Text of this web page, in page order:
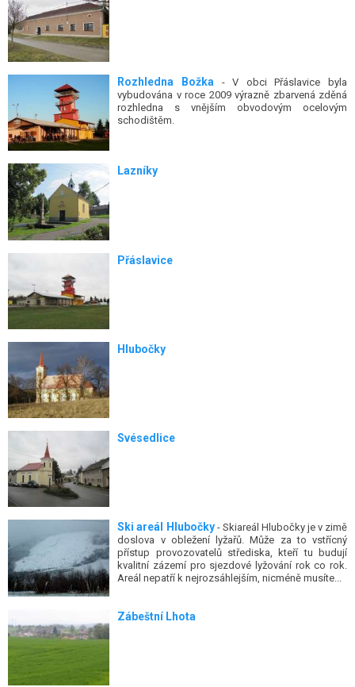
Rozhledna Božka - V obci Přáslavice byla
vybudována v roce 2009 výrazně zbarvená zděná
rozhledna s vnějším obvodovým ocelovým
schodištěm.
Lazníky
Přáslavice
Hlubočky
Svésedlice
Ski areál Hlubočky- Skiareál Hlubočky je v zimě
doslova v obležení lyžařů. Může za to vstřícný
přístup provozovatelů střediska, kteří tu budují
kvalitní zázemí pro sjezdové lyžování rok co rok.
Areál nepatří k nejrozsáhlejším, nicméně musíte...
Zábeštní Lhota